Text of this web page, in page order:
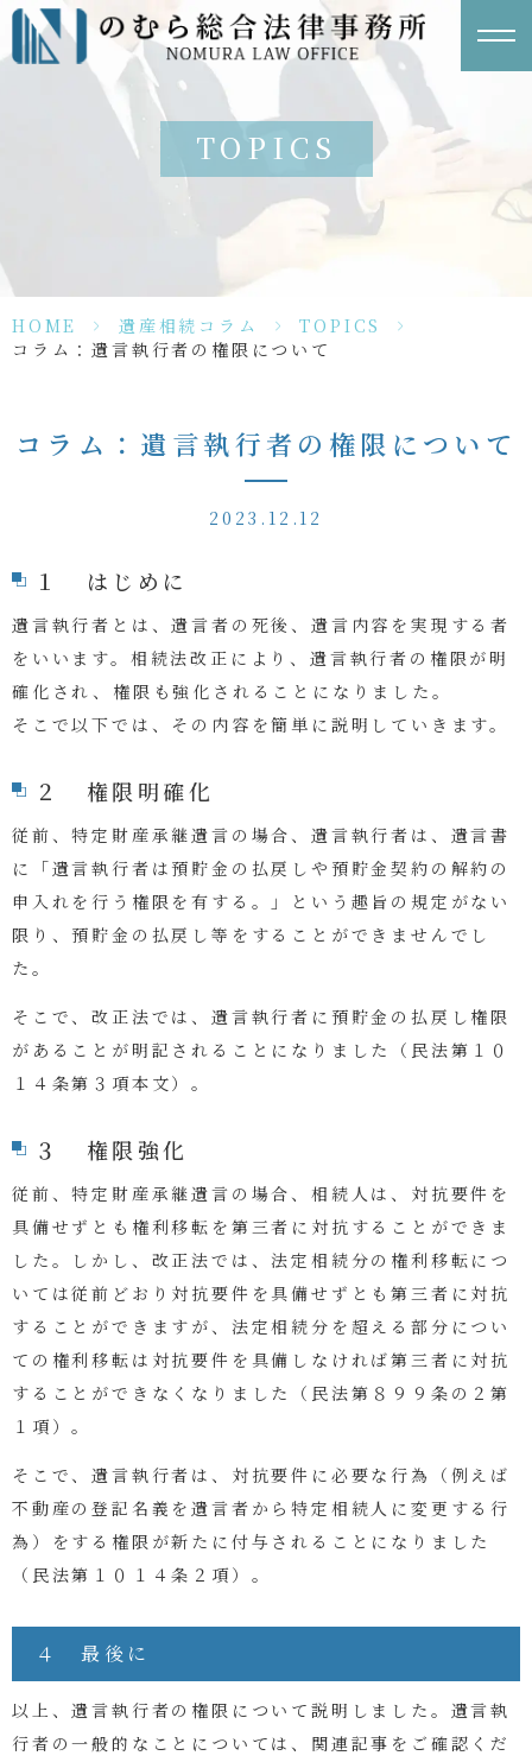
TOPICS
HOME > 遺産相続コラム > TOPICS
>
コラム：遺言執行者の権限について
コラム：遺言執行者の権限について
2023.12.12
１ はじめに
遺言執行者とは、遺言者の死後、遺言内容を実現する者
をいいます。相続法改正により、遺言執行者の権限が明
確化され、権限も強化されることになりました。
そこで以下では、その内容を簡単に説明していきます。
２ 権限明確化
従前、特定財産承継遺言の場合、遺言執行者は、遺言書
に「遺言執行者は預貯金の払戻しや預貯金契約の解約の
申入れを行う権限を有する。」という趣旨の規定がない
限り、預貯金の払戻し等をすることができませんでし
た。
そこで、改正法では、遺言執行者に預貯金の払戻し権限
があることが明記されることになりました
（民法第１０
１４条第３項本文）。
３ 権限強化
従前、特定財産承継遺言の場合、相続人は、対抗要件を
具備せずとも権利移転を第三者に対抗することができま
した。しかし、改正法では、法定相続分の権利移転につ
いては従前どおり対抗要件を具備せずとも第三者に対抗
することができますが、法定相続分を超える部分につい
ての権利移転は対抗要件を具備しなければ第三者に対抗
することができなくなりました（ 民法第８９９条の２第
１項 ）。
そこで、遺言執行者は、対抗要件に必要な行為（例えば
不動産の登記名義を遺言者から特定相続人に変更する行
為）をする権限が新たに付与されることになりました
（民法第１０１４条２項）。
４ 最後に
以上、遺言執行者の権限について説明しました。遺言執
行者の一般的なことについては、関連記事をご確認くだ